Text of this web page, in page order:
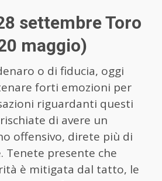
settembre Toro
maggio)
o di fiducia, oggi
forti emozioni per
riguardanti questi
di avere un
offensivo, direte più di
Tenete presente che
è mitigata dal tatto, le